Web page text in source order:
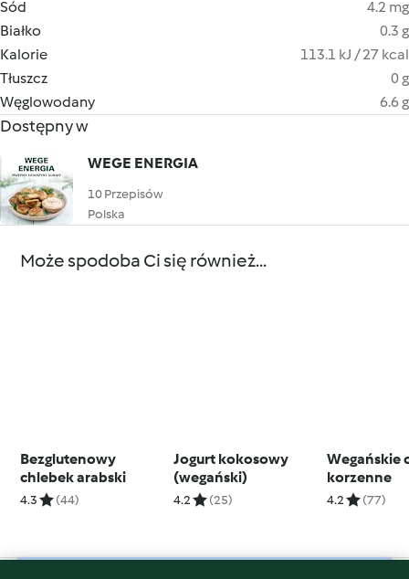
Sód
4.2 mg
Białko
0.3 g
Kalorie
113.1 kJ / 27 kcal
Tłuszcz
0 g
Węglowodany
6.6 g
Dostępny w
WEGE ENERGIA
10 Przepisów
Polska
Może spodoba Ci się również...
Bezglutenowy
chlebek arabski
4.3 (44)
Jogurt kokosowy
(wegański)
4.2 (25)
Wegańskie
korzenne
4.2 (77)